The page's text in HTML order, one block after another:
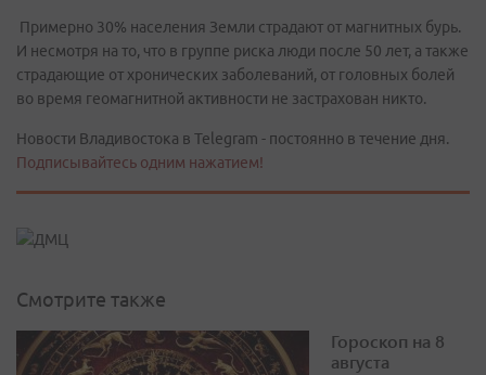
Примерно 30% населения Земли страдают от магнитных бурь.
И несмотря на то, что в группе риска люди после 50 лет, а также
страдающие от хронических заболеваний, от головных болей
во время геомагнитной активности не застрахован никто.
Новости Владивостока в Telegram - постоянно в течение дня.
Подписывайтесь одним нажатием!
Смотрите также
Гороскоп на 8
августа